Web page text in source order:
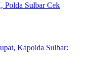
Polda Sulbar Cek
Kapolda Sulbar: